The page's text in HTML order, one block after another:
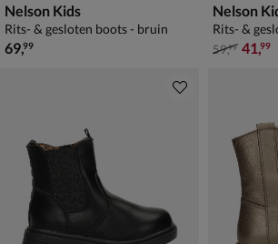
Nelson Kids
Rits- & gesloten boots - bruin
€ 69,99
69,99
Nelson
Rits- &
van €
59,99 41,99